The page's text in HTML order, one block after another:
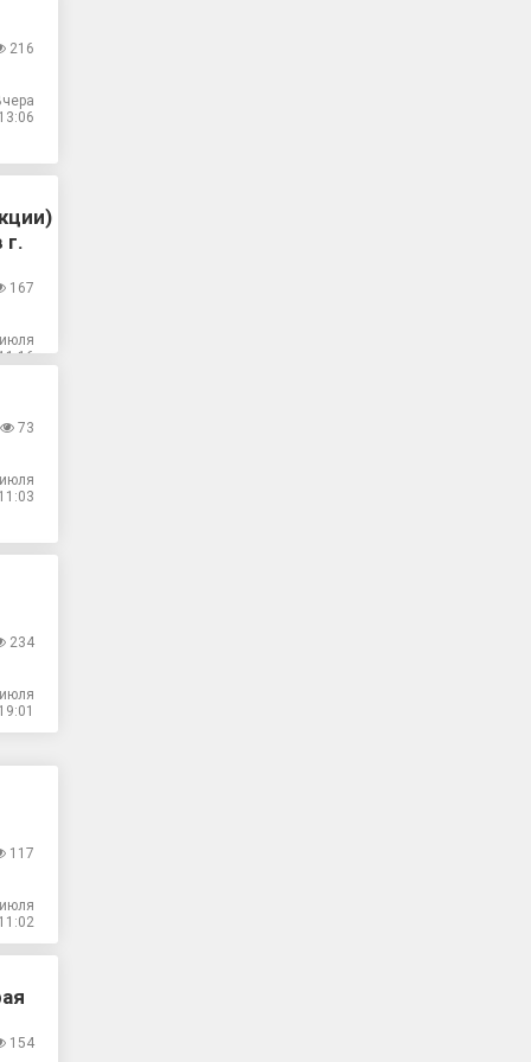
216
13:06
г.
167
73
11:03
234
19:01
117
11:02
154